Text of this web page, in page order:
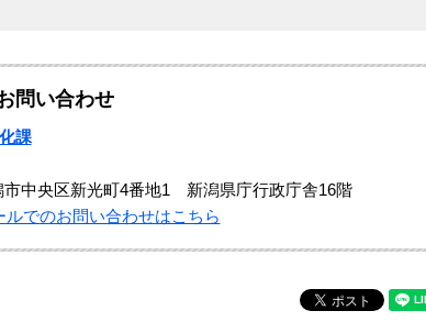
問い合わせ
課
市中央区新光町4番地1 新潟県庁行政庁舎16階
ルでのお問い合わせはこちら